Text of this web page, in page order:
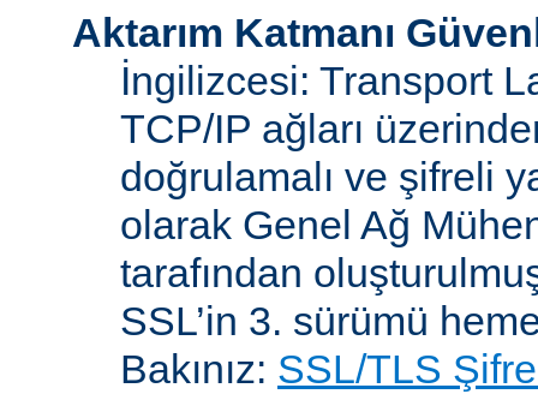
Aktarım Katmanı
İngilizcesi: Transport
TCP/IP ağları
doğrulamalı ve şifreli
olarak Genel Ağ
tarafından
SSL’in 3. sürümü
Bakınız: SSL/TLS